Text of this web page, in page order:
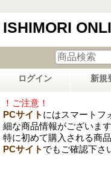
ISHIMORI
ログイン 新規
！ご注意！
PCサイト にはスマートフ
細な商品情報がございます
特に初めて購入される商
PCサイト でもご確認下さ